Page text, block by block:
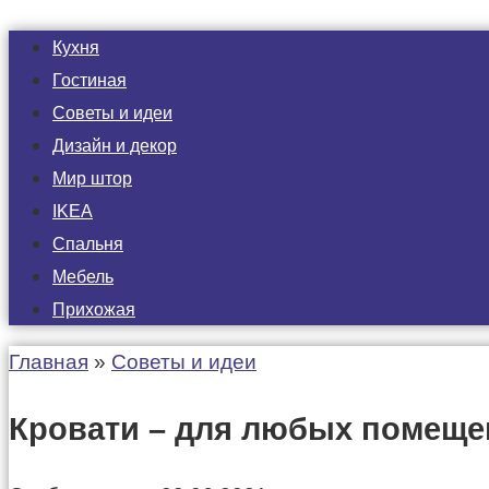
Кухня
Гостиная
Советы и идеи
Дизайн и декор
Мир штор
IKEA
Спальня
Мебель
Прихожая
Главная » Советы и идеи
Кровати – для любых